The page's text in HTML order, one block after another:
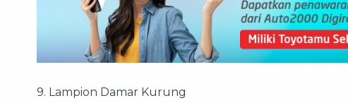
9. Lampion Damar Kurung